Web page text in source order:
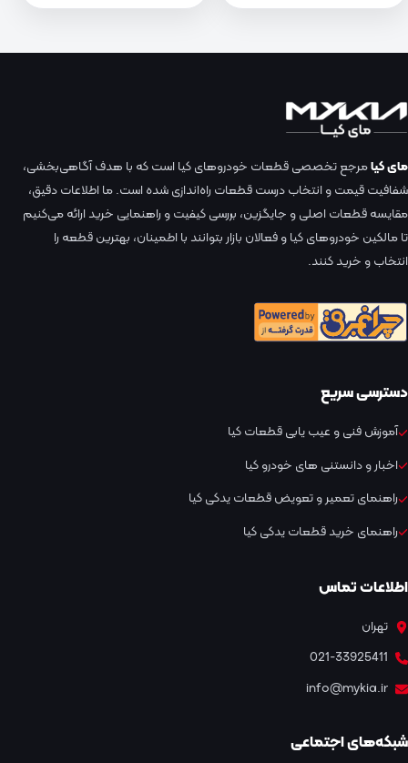
مای کیامرجع تخصصی قطعات خودروهای کیا است که با هدف آگاهی‌بخشی،
شفافیت قیمت و انتخاب درست قطعات راه‌اندازی شده است. ما اطلاعات دقیق،
مقایسه قطعات اصلی و جایگزین، بررسی کیفیت و راهنمایی خرید ارائه می‌کنیم
تا مالکین خودروهای کیا و فعالان بازار بتوانند با اطمینان، بهترین قطعه را
انتخاب و خرید کنند.
دسترسی سریع
آموزش فنی و عیب یابی قطعات کیا
اخبار و دانستنی های خودرو کیا
راهنمای تعمیر و تعویض قطعات یدکی کیا
راهنمای خرید قطعات یدکی کیا
اطلاعات تماس
تهران
021-33925411
info@mykia.ir
شبکه‌های اجتماعی